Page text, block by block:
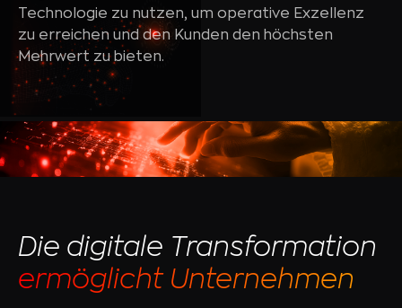
Technologie zu nutzen, um operative Exzellenz
zu erreichen und den Kunden den höchsten
Mehrwert zu bieten.
Die digitale Transformation
ermöglicht Unternehmen